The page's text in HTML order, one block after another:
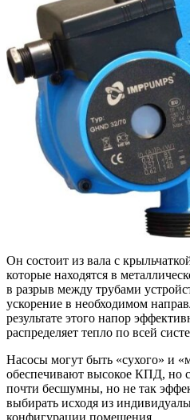
Он состоит из вала с
которые находятся в
в разрыв между трубами
ускорение в необходимом
результате этого напор
распределяет тепло по всей
Насосы могут быть «сухого» и
обеспечивают высокое КПД, но
почти бесшумны, но не так
выбирать исходя из